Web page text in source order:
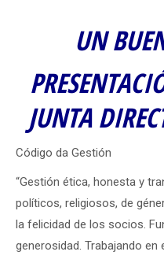
UN
JUNTA
Código da Gestión
“Gestión ética, honesta y
políticos, religiosos, de
la felicidad de los socios.
generosidad. Trabajando